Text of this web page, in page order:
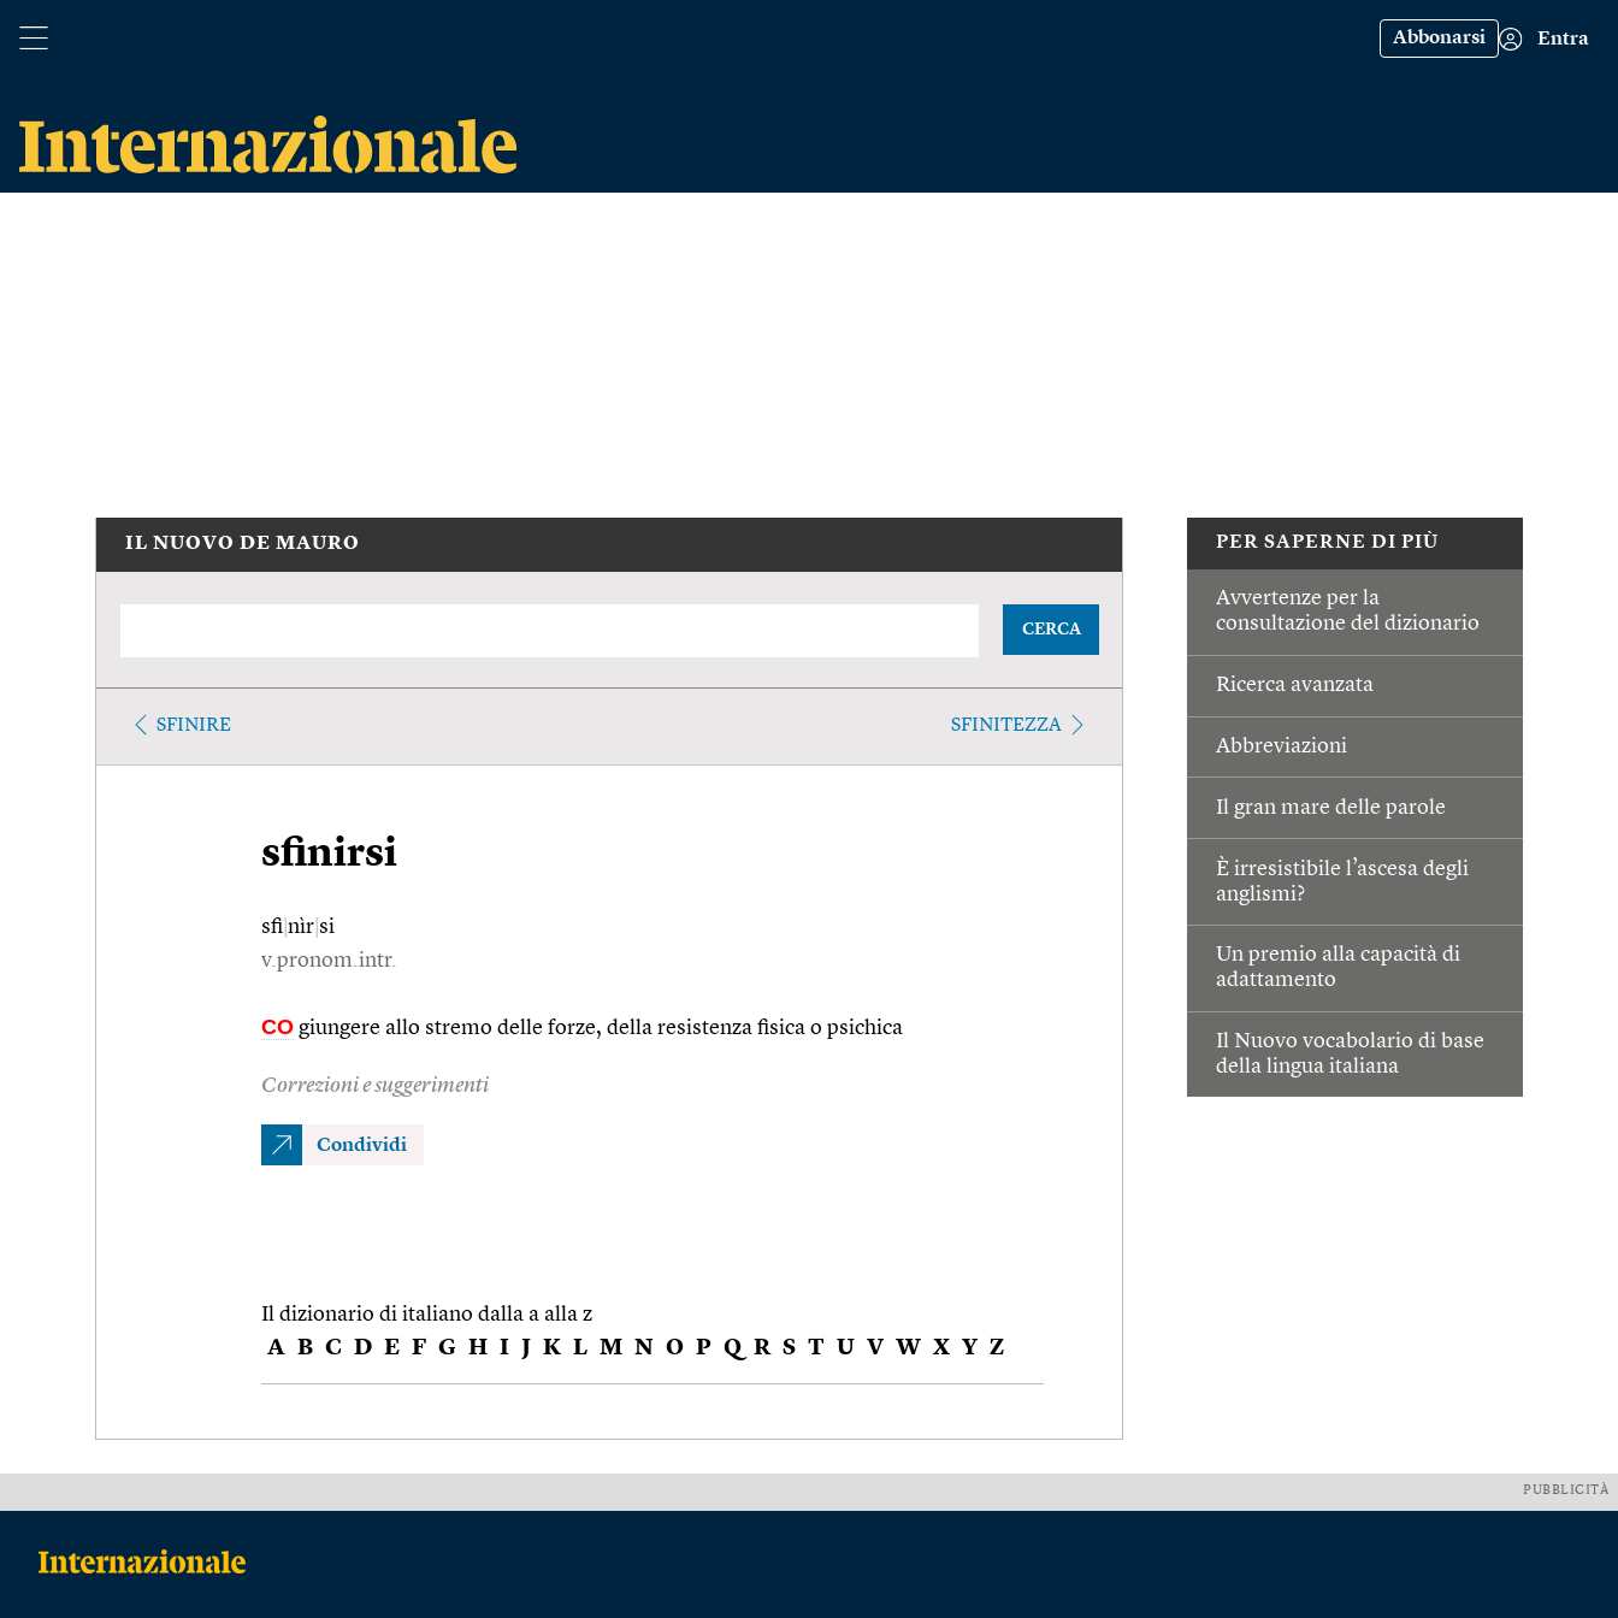
Abbonarsi Entra
PER SAPERNE DI PIÙ
Avvertenze per la
consultazione del dizionario
Ricerca avanzata
Abbreviazioni
Il gran mare delle parole
È irresistibile l’ascesa degli
anglismi?
Un premio alla capacità di
adattamento
Il Nuovo vocabolario di base
della lingua italiana
IL NUOVO DE MAURO
CERCA
SFINIRE SFINITEZZA
sfinirsi
sfi nìr si
v.pronom.intr.
CO giungere allo stremo delle forze, della resistenza fisica o psichica
Correzioni e suggerimenti
Condividi
Il dizionario di italiano dalla a alla z
A B C D E F G H I J K L M N O P Q R S T U V W X Y Z
PUBBLICITÀ